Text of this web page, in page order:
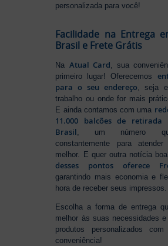
personalizada para você!
Facilidade na Entrega
Brasil e Frete Grátis
Na Atual Card , sua
primeiro lugar! Oferecemos
para o seu endereço , seja
trabalho ou onde for mais
E ainda contamos com uma
11.000 balcões de
Brasil , um número
constantemente para
melhor. E quer outra notícia
desses pontos oferece
garantindo mais economia e
hora de receber seus impressos.
Escolha a forma de entrega
melhor às suas necessidades
produtos personalizados
conveniência!